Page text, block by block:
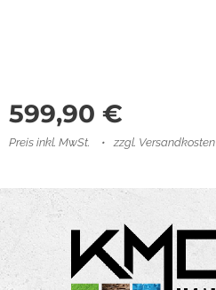
599,90 €
Preis inkl. MwSt. zzgl. Versandkosten